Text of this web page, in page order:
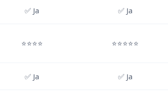
✅ Ja ✅ Ja
⭐⭐⭐⭐ ⭐⭐⭐⭐⭐
✅ Ja ✅ Ja